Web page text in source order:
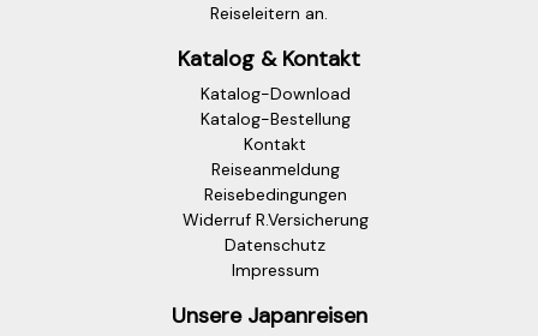
Reiseleitern an.
Katalog & Kontakt
Katalog-Download
Katalog-Bestellung
Kontakt
Reiseanmeldung
Reisebedingungen
Widerruf R.Versicherung
Datenschutz
Impressum
Unsere Japanreisen